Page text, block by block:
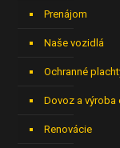
Prenájom
Naše vozidlá
Ochranné
Dovoz a výroba
Renovácie